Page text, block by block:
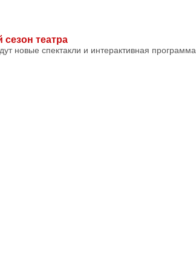
сезон театра
новые спектакли и интерактивная программа.